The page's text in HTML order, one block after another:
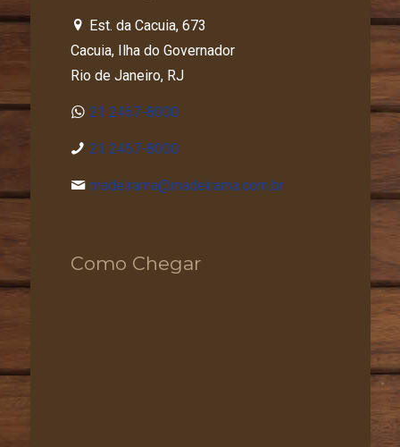
Est. da Cacuia, 673
Cacuia, Ilha do Governador
Rio de Janeiro, RJ
21 2467-8000
21 2467-8000
madeirama@madeirama.com.br
Como Chegar